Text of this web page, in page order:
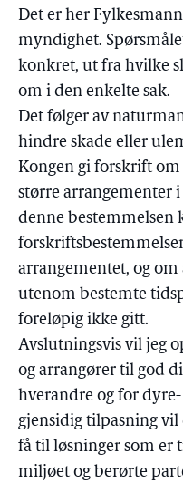
Det er her
myndighet.
konkret, ut fra hvilke
om i den enkelte sak.
Det følger av
hindre skade eller
Kongen gi forskrift
større arrangementer
denne bestemmelsen
arrangementet, og
utenom bestemte
foreløpig ikke gitt.
Avslutningsvis vil jeg
og arrangører til god
hverandre og for
gjensidig tilpasning
få til løsninger som er
miljøet og berørte